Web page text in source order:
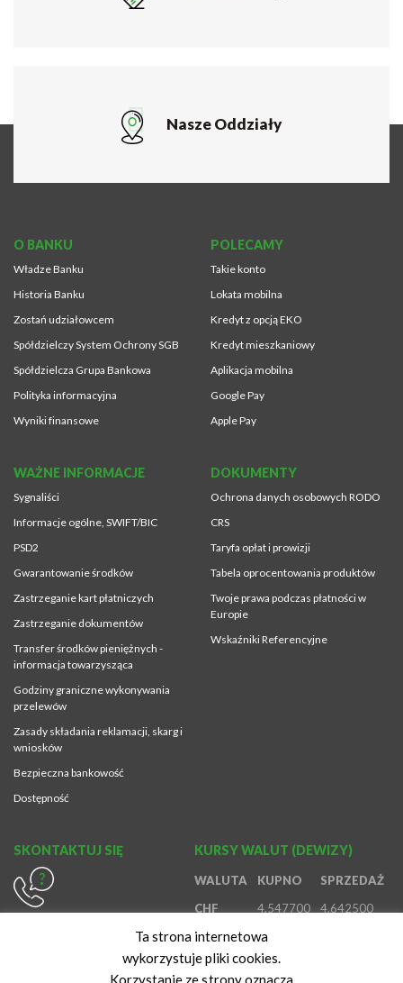
Nasze Oddziały
O BANKU
Władze Banku
Historia Banku
Zostań udziałowcem
Spółdzielczy System Ochrony SGB
Spółdzielcza Grupa Bankowa
Polityka informacyjna
Wyniki finansowe
POLECAMY
Takie konto
Lokata mobilna
Kredyt z opcją EKO
Kredyt mieszkaniowy
Aplikacja mobilna
Google Pay
Apple Pay
WAŻNE INFORMACJE
Sygnaliści
Informacje ogólne, SWIFT/BIC
PSD2
Gwarantowanie środków
Zastrzeganie kart płatniczych
Zastrzeganie dokumentów
Transfer środków pieniężnych -
informacja towarzysząca
Godziny graniczne wykonywania
przelewów
Zasady składania reklamacji, skarg i
wniosków
Bezpieczna bankowość
Dostępność
DOKUMENTY
Ochrona danych osobowych RODO
CRS
Taryfa opłat i prowizji
Tabela oprocentowania produktów
Twoje prawa podczas płatności w
Europie
Wskaźniki Referencyjne
KURSY WALUT (DEWIZY)
WALUTA KUPNO
SPRZEDAŻ
CHF
4,547700
4,642500
EUR
4,194500
GBP
4,906800
SKONTAKTUJ SIĘ
Ta strona internetowa
wykorzystuje pliki cookies.